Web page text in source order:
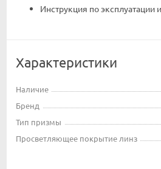
Инструкция по эксплуатации
Характеристики
Наличие
Бренд
Тип призмы
Просветляющее покрытие линз